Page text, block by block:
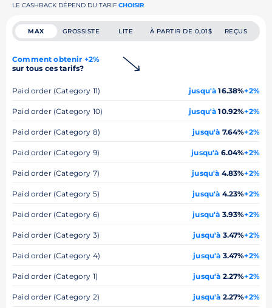
LE CASHBACK DÉPEND DU TARIF CHOISIR
MAX GROSSISTE LITE À PARTIR DE 0,01$ REÇUS
Comment obtenir +2%
sur tous ces tarifs?
Paid order (Category 11) jusqu'à 16.38%+2%
Paid order (Category 10) jusqu'à 10.92%+2%
Paid order (Category 8) jusqu'à 7.64%+2%
Paid order (Category 9) jusqu'à 6.04%+2%
Paid order (Category 7) jusqu'à 4.83%+2%
Paid order (Category 5) jusqu'à 4.23%+2%
Paid order (Category 6) jusqu'à 3.93%+2%
Paid order (Category 3) jusqu'à 3.47%+2%
Paid order (Category 4) jusqu'à 3.47%+2%
Paid order (Category 1) jusqu'à 2.27%+2%
Paid order (Category 2) jusqu'à 2.27%+2%